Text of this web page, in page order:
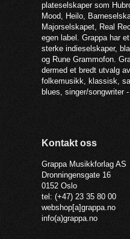
plateselskaper som
Mood, Heilo,
Majorselskapet, Real
egen label. Grappa har
sterke indieselskaper,
og Rune Grammofon.
dermed et bredt utvalg
folkemusikk, klassisk,
blues, singer/songwriter
Kontakt oss
Grappa Musikkforlag AS
Dronningensgate 16
0152 Oslo
tel: (+47) 23 35 80 00
webshop[a]grappa.no
info(a)grappa.no